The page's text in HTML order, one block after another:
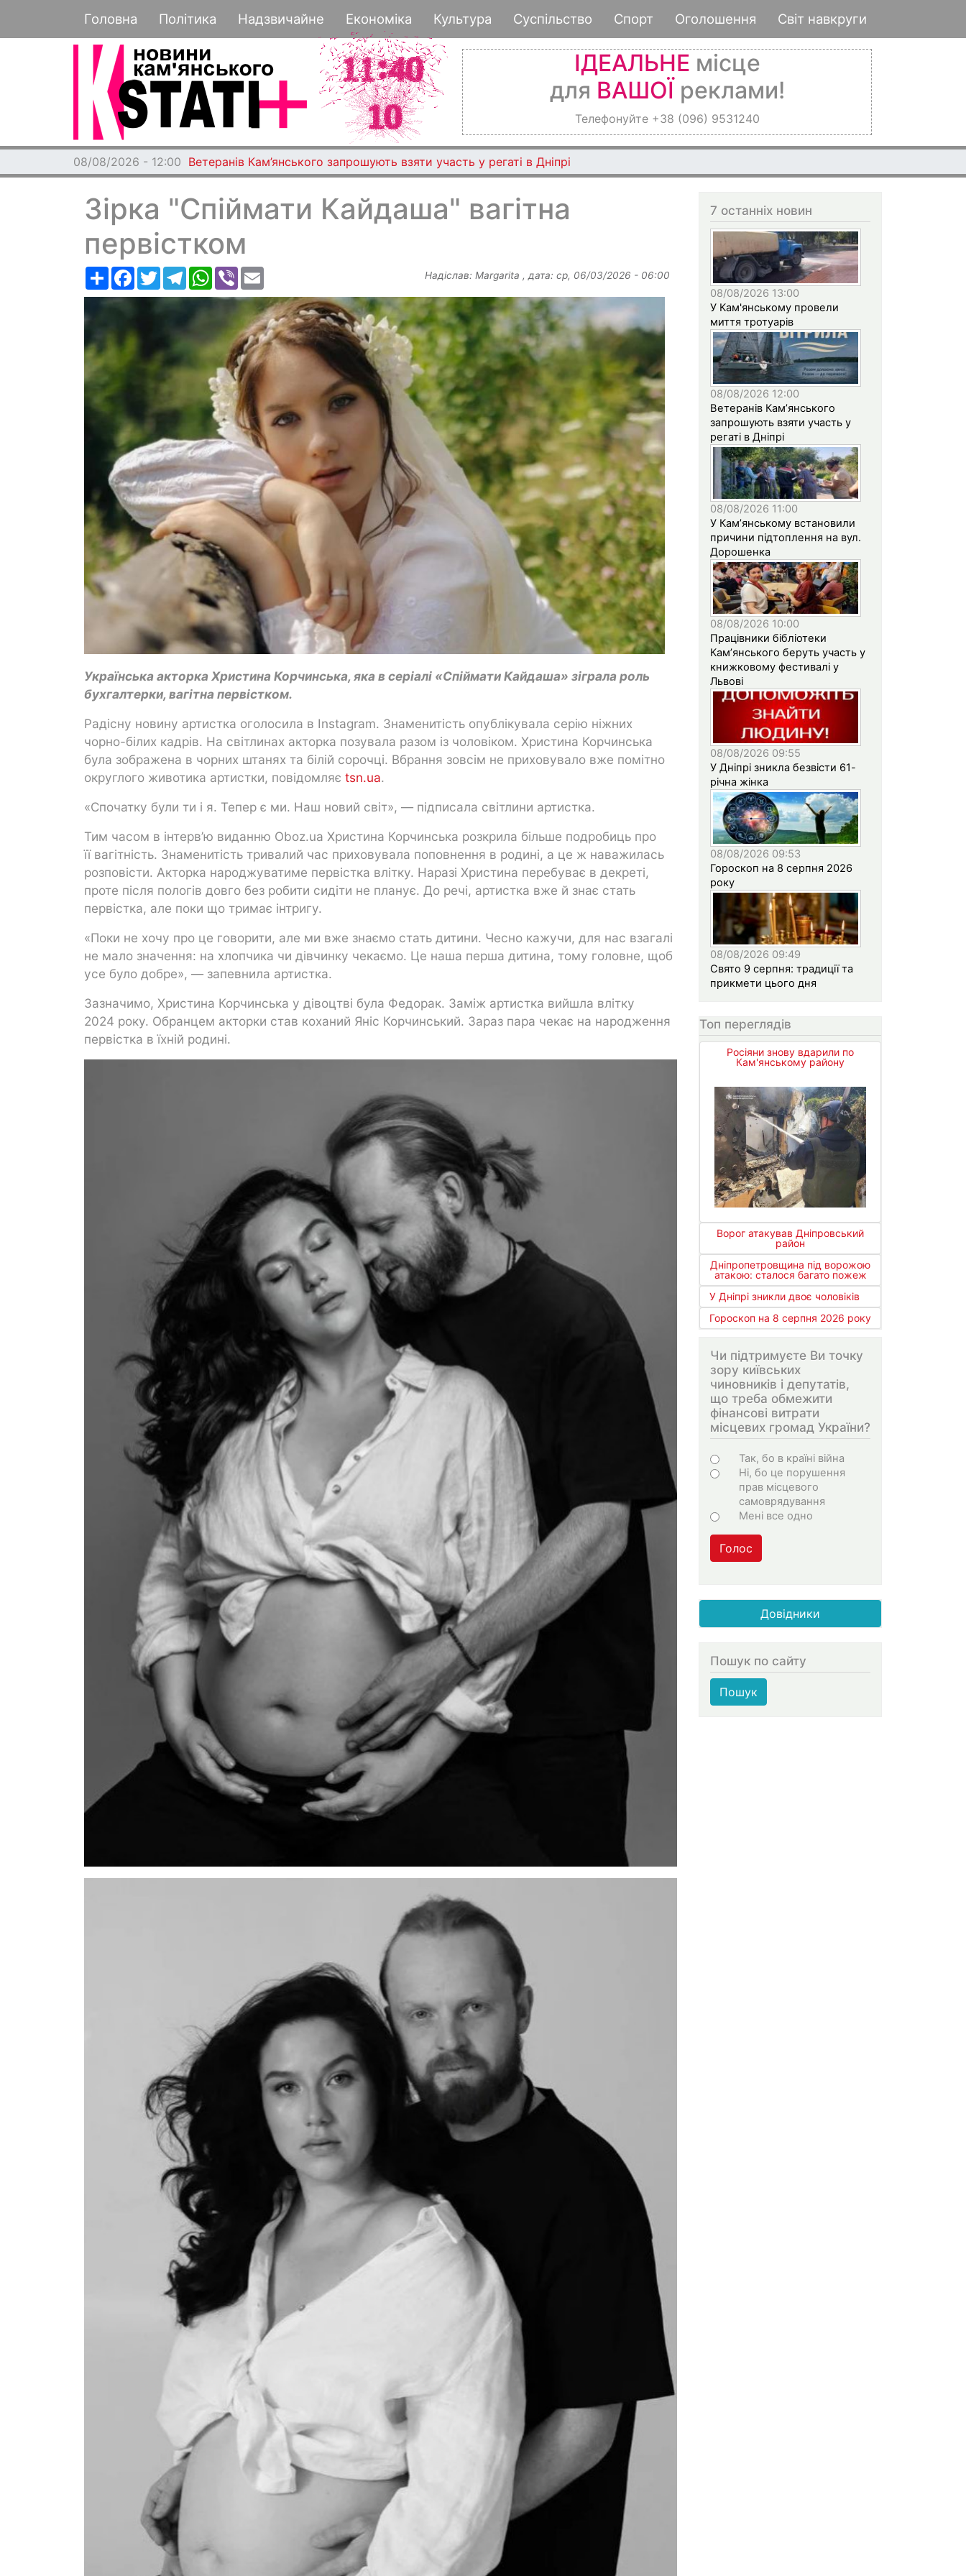
до
основного
Основная навигация
Головна Політика Надзвичайне Економіка Культура Суспільство Спорт Оголошення Світ навкруги
ІДЕАЛЬНЕ місце
для ВАШОЇ реклами!
Телефонуйте +38 (096) 9531240
08/08/2026 - 12:00 Ветеранів Кам’янського запрошують взяти участь у регаті в Дніпрі
Зірка "Спіймати Кайдаша" вагітна
первістком
РесурсFacebook
TwitterTelegramWhatsApp
Viber Надіслав: Margarita , дата: ср, 06/03/2026 - 06:00
Українська акторка Христина Корчинська, яка в серіалі «Спіймати Кайдаша» зіграла роль
бухгалтерки, вагітна первістком.
Радісну новину артистка оголосила в Instagram. Знаменитість опублікувала серію ніжних
чорно-білих кадрів. На світлинах акторка позувала разом із чоловіком. Христина Корчинська
була зображена в чорних штанях та білій сорочці. Вбрання зовсім не приховувало вже помітно
округлого животика артистки, повідомляє tsn.ua.
«Спочатку були ти і я. Тепер є ми. Наш новий світ», — підписала світлини артистка.
Тим часом в інтерв’ю виданню Oboz.ua Христина Корчинська розкрила більше подробиць про
її вагітність. Знаменитість тривалий час приховувала поповнення в родині, а це ж наважилась
розповісти. Акторка народжуватиме первістка влітку. Наразі Христина перебуває в декреті,
проте після пологів довго без робити сидіти не планує. До речі, артистка вже й знає стать
первістка, але поки що тримає інтригу.
«Поки не хочу про це говорити, але ми вже знаємо стать дитини. Чесно кажучи, для нас взагалі
не мало значення: на хлопчика чи дівчинку чекаємо. Це наша перша дитина, тому головне, щоб
усе було добре», — запевнила артистка.
Зазначимо, Христина Корчинська у дівоцтві була Федорак. Заміж артистка вийшла влітку
2024 року. Обранцем акторки став коханий Яніс Корчинський. Зараз пара чекає на народження
первістка в їхній родині.
7 останніх новин
08/08/2026 13:00
У Кам'янському провели
миття тротуарів
08/08/2026 12:00
Ветеранів Кам’янського
запрошують взяти участь у
регаті в Дніпрі
08/08/2026 11:00
У Кам’янському встановили
причини підтоплення на вул.
Дорошенка
08/08/2026 10:00
Працівники бібліотеки
Кам’янського беруть участь у
книжковому фестивалі у
Львові
08/08/2026 09:55
У Дніпрі зникла безвісти 61-
річна жінка
08/08/2026 09:53
Гороскоп на 8 серпня 2026
року
08/08/2026 09:49
Свято 9 серпня: традиції та
прикмети цього дня
Топ переглядів
Росіяни знову вдарили по
Кам'янському району
Ворог атакував Дніпровський
район
Дніпропетровщина під ворожою
атакою: сталося багато пожеж
У Дніпрі зникли двоє чоловіків
Гороскоп на 8 серпня 2026 року
Чи підтримуєте Ви точку
зору київських
чиновників і депутатів,
що треба обмежити
фінансові витрати
місцевих громад України?
Варіанти
Так, бо в країні війна
Ні, бо це порушення
прав місцевого
самоврядування
Мені все одно
Голос
Довідники
Пошук по сайту
Пошук